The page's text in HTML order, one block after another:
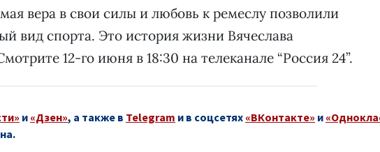
вера в свои силы и любовь к ремеслу позволили
вид спорта. Это история жизни Вячеслава
12-го июня в 18:30 на телеканале “Россия 24”.
и «Дзен», а также в Telegram и в соцсетях «ВКонтакте» и